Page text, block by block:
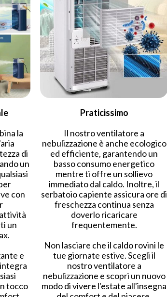
la
di
un
con
un
e
tocco
Praticissimo
Il nostro ventilatore a
nebulizzazione è anche ecologico
ed efficiente, garantendo un
basso consumo energetico
mentre ti offre un sollievo
immediato dal caldo. Inoltre, il
serbatoio capiente assicura ore di
freschezza continua senza
doverlo ricaricare
frequentemente.
Non lasciare che il caldo rovini le
tue giornate estive. Scegli il
nostro ventilatore a
nebulizzazione e scopri un nuovo
modo di vivere l'estate all'insegna